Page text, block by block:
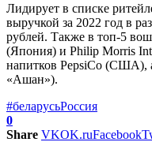
Лидирует в списке
выручкой за 2022 год в
рублей. Также в топ-5
(Япония) и Philip Morris
напитков PepsiCo (США),
«Ашан»).
#беларусьРоссия
0
Share VKOK.ruFacebook